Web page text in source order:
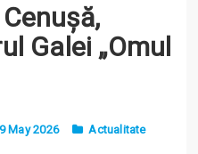
Galei „Omul
May 2026 Actualitate